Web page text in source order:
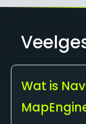
Wat is